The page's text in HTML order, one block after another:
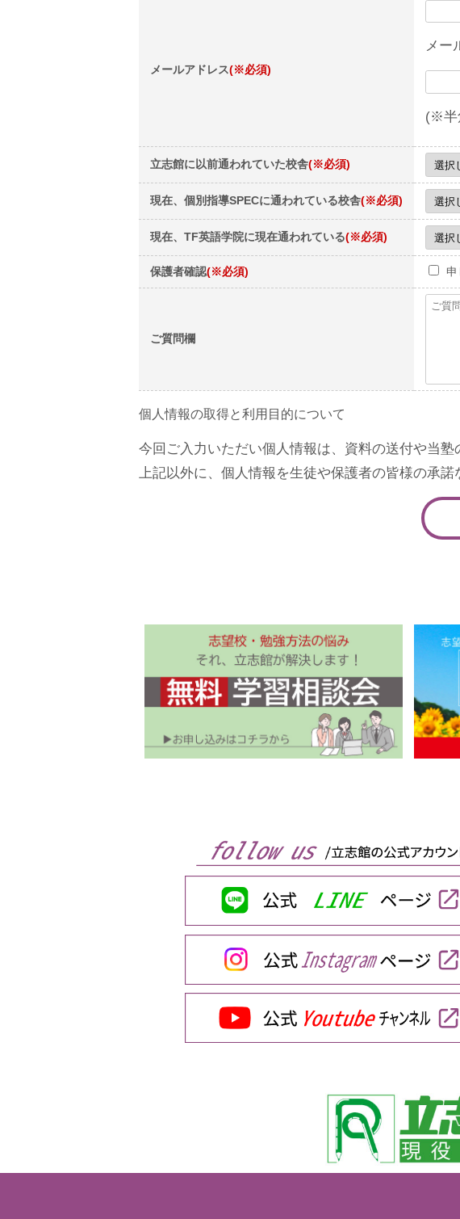
メールアドレス(※必須)
メー
(※半
立志館に以前通われていた校舎(※必須)
現在、個別指導SPECに通われている校舎(※必須)
現在、TF英語学院に現在通われている(※必須)
保護者確認(※必須) 申
ご質問欄
個人情報の取得と利用目的について
今回ご入力いただい個人情報は、資料の送付や当
上記以外に、個人情報を生徒や保護者の皆様の承